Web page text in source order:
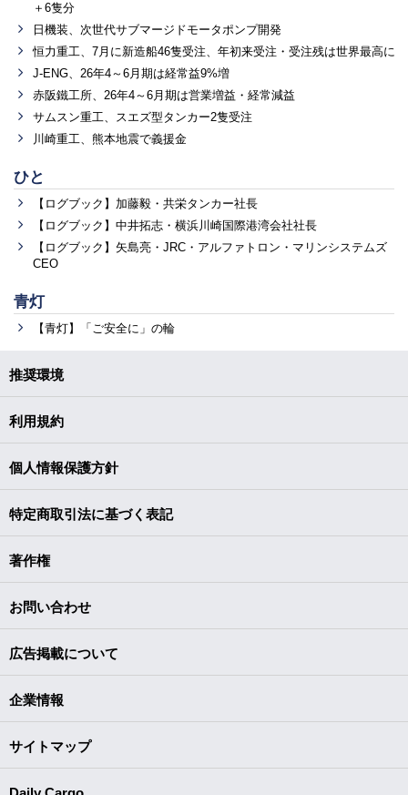
＋6隻分
日機装、次世代サブマージドモータポンプ開発
恒力重工、7月に新造船46隻受注、年初来受注・受注残は世界最高に
J-ENG、26年4～6月期は経常益9%増
赤阪鐵工所、26年4～6月期は営業増益・経常減益
サムスン重工、スエズ型タンカー2隻受注
川崎重工、熊本地震で義援金
ひと
【ログブック】加藤毅・共栄タンカー社長
【ログブック】中井拓志・横浜川崎国際港湾会社社長
【ログブック】矢島亮・JRC・アルファトロン・マリンシステムズ
CEO
青灯
【青灯】「ご安全に」の輪
推奨環境
利用規約
個人情報保護方針
特定商取引法に基づく表記
著作権
お問い合わせ
広告掲載について
企業情報
サイトマップ